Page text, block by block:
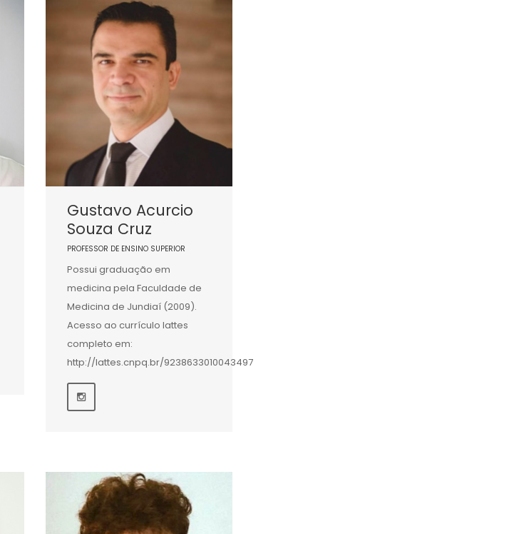
Gustavo Acurcio
Souza Cruz
PROFESSOR DE ENSINO SUPERIOR
Possui graduação em
medicina pela Faculdade de
Medicina de Jundiaí (2009).
Acesso ao currículo lattes
completo em:
http://lattes.cnpq.br/9238633010043497